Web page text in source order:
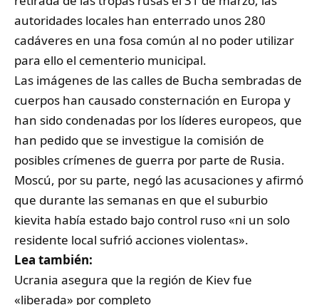
autoridades locales han enterrado unos 280
cadáveres en una fosa común al no poder utilizar
para ello el cementerio municipal.
Las imágenes de las calles de Bucha sembradas de
cuerpos han causado consternación en Europa y
han sido condenadas por los líderes europeos, que
han pedido que se investigue la comisión de
posibles crímenes de guerra por parte de Rusia.
Moscú, por su parte, negó las acusaciones y afirmó
que durante las semanas en que el suburbio
kievita había estado bajo control ruso «ni un solo
residente local sufrió acciones violentas».
Lea también:
Ucrania asegura que la región de Kiev fue
«liberada» por completo